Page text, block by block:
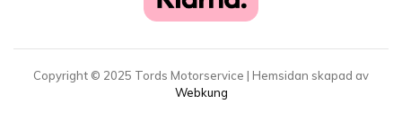
Copyright © 2025 Tords Motorservice | Hemsidan skapad av
Webkung